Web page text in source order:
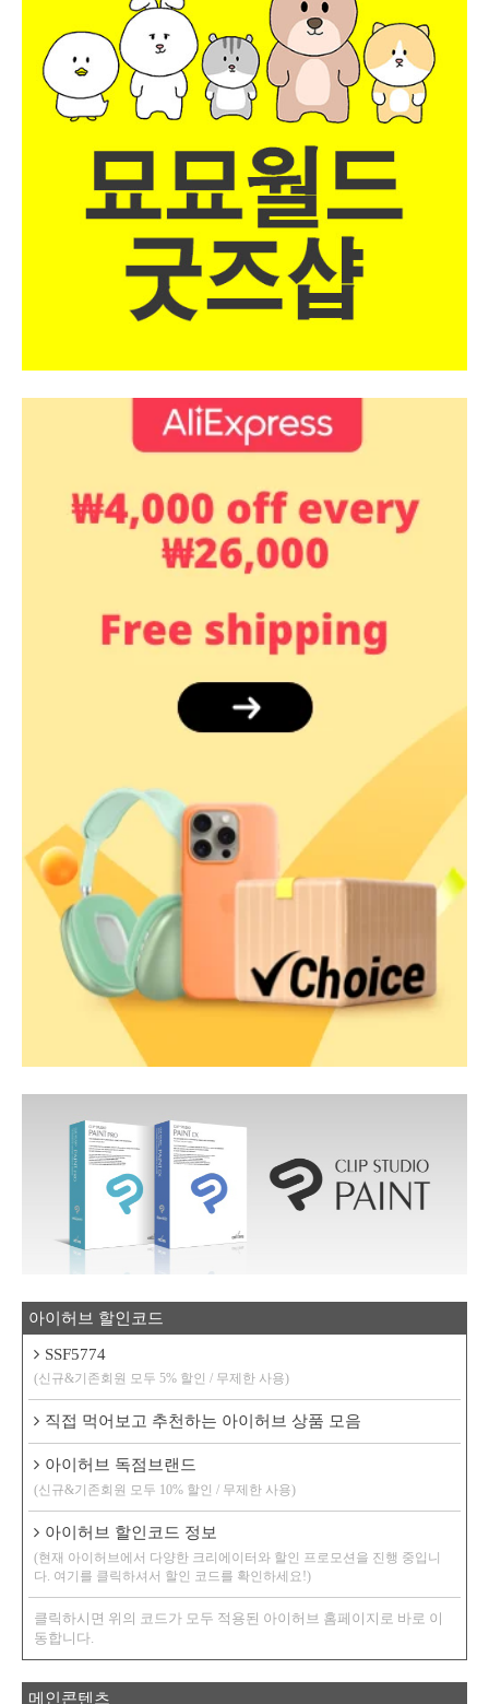
아이허브 할인코드
SSF5774
(신규&기존회원 모두 5% 할인 / 무제한 사용)
직접 먹어보고 추천하는 아이허브 상품 모음
아이허브 독점브랜드
(신규&기존회원 모두 10% 할인 / 무제한 사용)
아이허브 할인코드 정보
(현재 아이허브에서 다양한 크리에이터와 할인 프로모션을 진행 중입니
다. 여기를 클릭하셔서 할인 코드를 확인하세요!)
클릭하시면 위의 코드가 모두 적용된 아이허브 홈페이지로 바로 이
동합니다.
메인콘텐츠